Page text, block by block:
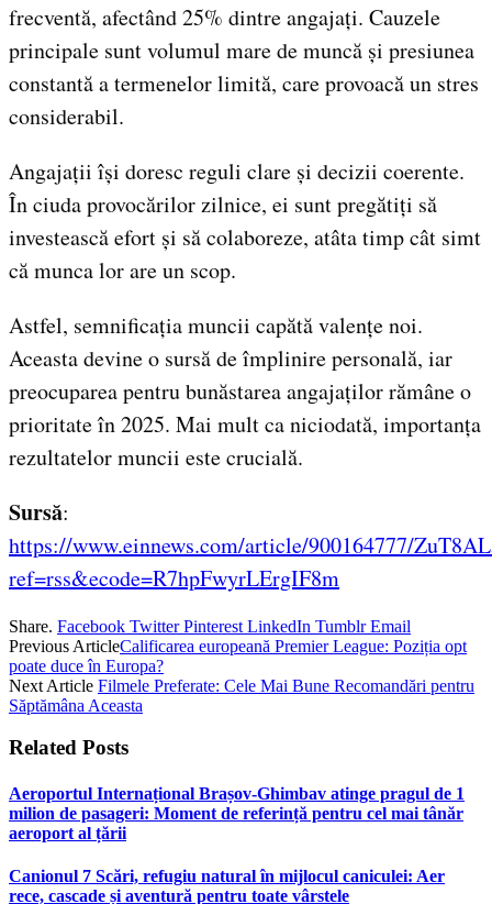
frecventă, afectând 25% dintre angajați. Cauzele
principale sunt volumul mare de muncă și presiunea
constantă a termenelor limită, care provoacă un stres
considerabil.
Angajații își doresc reguli clare și decizii coerente.
În ciuda provocărilor zilnice, ei sunt pregătiți să
investească efort și să colaboreze, atâta timp cât simt
că munca lor are un scop.
Astfel, semnificația muncii capătă valențe noi.
Aceasta devine o sursă de împlinire personală, iar
preocuparea pentru bunăstarea angajaților rămâne o
prioritate în 2025. Mai mult ca niciodată, importanța
rezultatelor muncii este crucială.
Sursă:
https://www.einnews.com/article/900164777/
ref=rss&ecode=R7hpFwyrLErgIF8m
Share. Facebook Twitter Pinterest LinkedIn Tumblr Email
Previous ArticleCalificarea europeană Premier League: Poziția opt
poate duce în Europa?
Next Article Filmele Preferate: Cele Mai Bune Recomandări pentru
Săptămâna Aceasta
Related Posts
Aeroportul Internațional Brașov‑Ghimbav atinge pragul de 1
milion de pasageri: Moment de referință pentru cel mai tânăr
aeroport al țării
Canionul 7 Scări, refugiu natural în mijlocul caniculei: Aer
rece, cascade și aventură pentru toate vârstele